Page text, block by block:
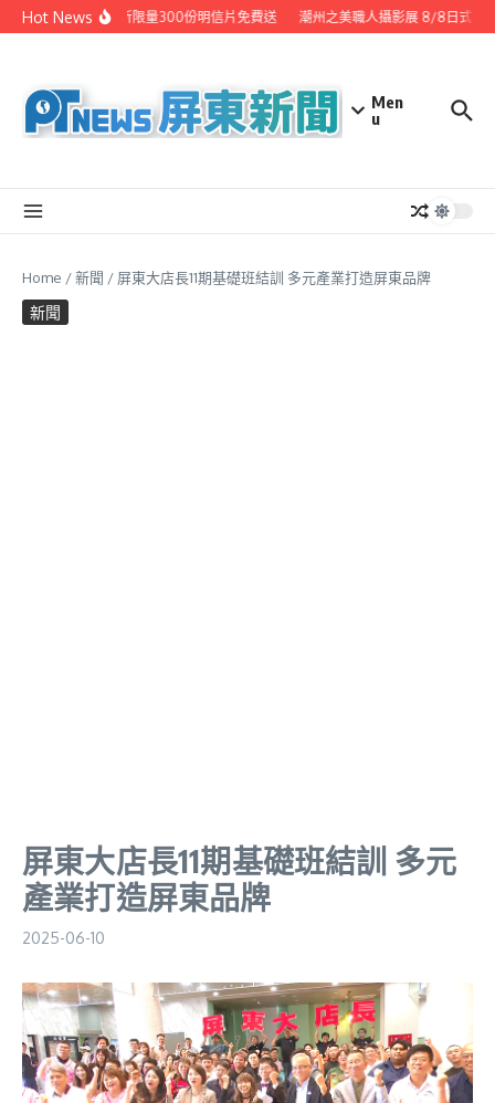
Skip to content
Hot News
寄出心意 潮州鎮公所限量300份明信片免費送 潮州之美職人攝影展 8/8日式園
Men
u
Home /新聞 / 屏東大店長11期基礎班結訓 多元產業打造屏東品牌
新聞
屏東大店長11期基礎班結訓 多元
產業打造屏東品牌
2025-06-10